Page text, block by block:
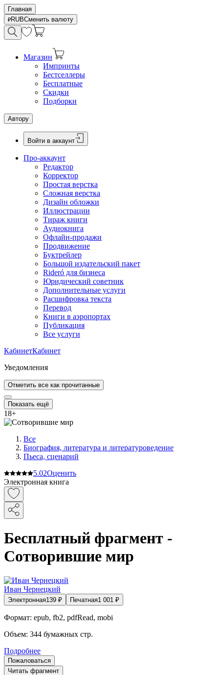
Главная
RUBСменить валюту
Магазин
Импринты
Бестселлеры
Бесплатные
Скидки
Подборки
Автору
Войти в аккаунт
Про-аккаунт
Редактор
Корректор
Простая верстка
Сложная верстка
Дизайн обложки
Иллюстрации
Тираж книги
Аудиокнига
Офлайн-продажи
Продвижение
Буктрейлер
Большой издательский пакет
Rideró для бизнеса
Юридический советник
Дополнительные услуги
Расшифровка текста
Перевод
Книги в аэропортах
Публикация
Все услуги
КабинетКабинет
Уведомления
Отметить все как прочитанные
Показать ещё
18+
Все
Биография, литература и литературоведение
Пьеса, сценарий
5.02Оценить
Электронная книга
Бесплатный фрагмент -
Сотворившие мир
Иван Чернецкий
Электронная139 ₽ Печатная1 001 ₽
Формат: epub, fb2, pdfRead, mobi
Объем: 344 бумажных стр.
Подробнее
Пожаловаться
Читать фрагмент